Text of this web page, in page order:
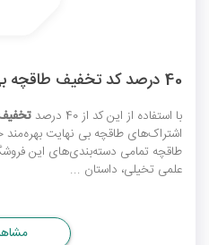
40 درصد کد تخفیف طاقچه بی نهایت
با استفاده از این کد از 40 درصد
اشتراک‌‌های طاقچه بی نهایت بهره‌مند
طاقچه تمامی دسته‌بندی‌های این
علمی تخیلی، داستان ...